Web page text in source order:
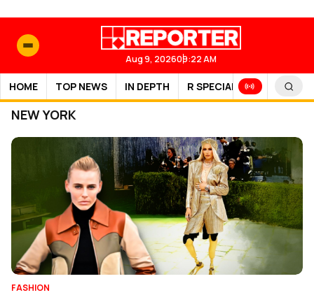
Aug 9, 202609:22 AM
HOME TOP NEWS IN DEPTH R SPECIAL SPORTS
NEW YORK
FASHION